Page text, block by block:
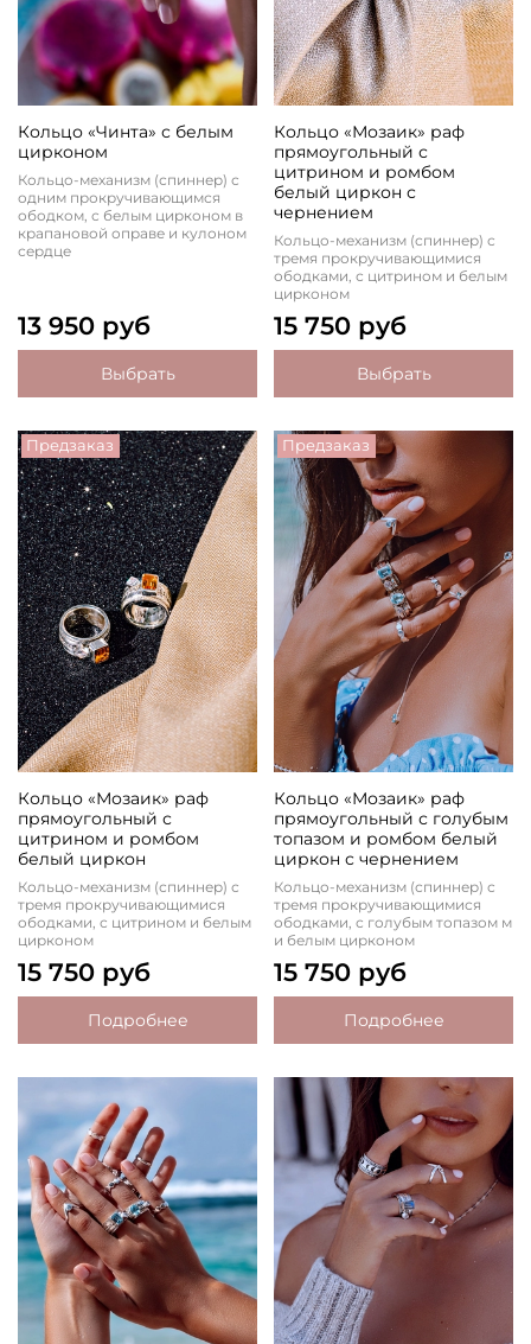
Кольцо «Чинта» с белым
цирконом
Кольцо-механизм (спиннер) с
одним прокручивающимся
ободком, с белым цирконом в
крапановой оправе и кулоном
сердце
13 950 руб
Выбрать
Кольцо «Мозаик» раф
прямоугольный с
цитрином и ромбом
белый циркон с
чернением
Кольцо-механизм (спиннер) с
тремя прокручивающимися
ободками, с цитрином и белым
цирконом
15 750 руб
Выбрать
Предзаказ
Кольцо «Мозаик» раф
прямоугольный с
цитрином и ромбом
белый циркон
Кольцо-механизм (спиннер) с
тремя прокручивающимися
ободками, с цитрином и белым
цирконом
15 750 руб
Подробнее
Предзаказ
Кольцо «Мозаик» раф
прямоугольный с голубым
топазом и ромбом белый
циркон с чернением
Кольцо-механизм (спиннер) с
тремя прокручивающимися
ободками, с голубым топазом м
и белым цирконом
15 750 руб
Подробнее